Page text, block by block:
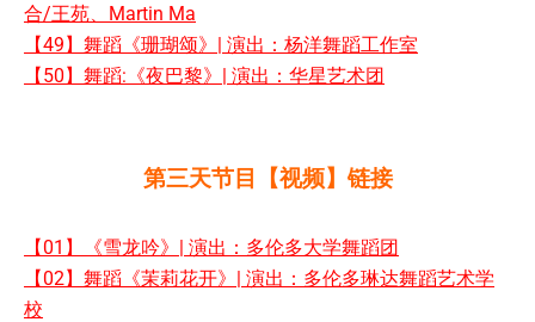
合/王苑、Martin Ma
【49】舞蹈《珊瑚颂》| 演出：杨洋舞蹈工作室
【50】舞蹈:《夜巴黎》| 演出：华星艺术团
第三天节目【视频】链接
【01】《雪龙吟》| 演出：多伦多大学舞蹈团
【02】舞蹈《茉莉花开》| 演出：多伦多琳达舞蹈艺术学
校